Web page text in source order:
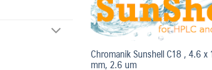
Chromanik Sunshell C18 , 4.6 x
mm, 2.6 um